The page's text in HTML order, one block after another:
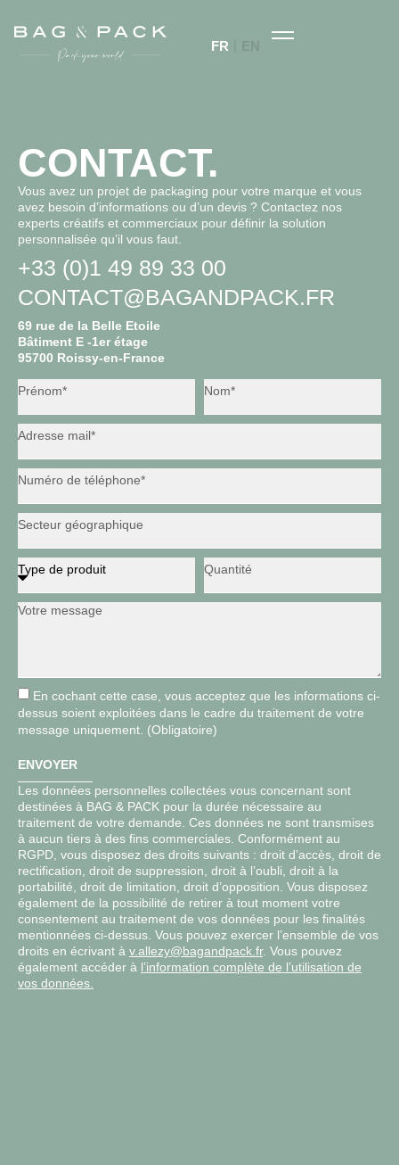
FR
CONTACT.
Vous avez un projet de packaging pour votre marque et vous
avez besoin d’informations ou d’un devis ? Contactez nos
experts créatifs et commerciaux pour définir la solution
personnalisée qu’il vous faut.
+33 (0)1 49 89 33 00
CONTACT@BAGANDPACK.FR
69 rue de la Belle Etoile
Bâtiment E -1er étage
95700 Roissy-en-France
En cochant cette case, vous acceptez que les informations ci-
dessus soient exploitées dans le cadre du traitement de votre
message uniquement. (Obligatoire)
ENVOYER
Alternative:
Les données personnelles collectées vous concernant sont
destinées à BAG & PACK pour la durée nécessaire au
traitement de votre demande. Ces données ne sont transmises
à aucun tiers à des fins commerciales. Conformément au
RGPD, vous disposez des droits suivants : droit d’accès, droit de
rectification, droit de suppression, droit à l’oubli, droit à la
portabilité, droit de limitation, droit d’opposition. Vous disposez
également de la possibilité de retirer à tout moment votre
consentement au traitement de vos données pour les finalités
mentionnées ci-dessus. Vous pouvez exercer l’ensemble de vos
droits en écrivant à v.allezy@bagandpack.fr. Vous pouvez
également accéder à l’information complète de l’utilisation de
vos données.